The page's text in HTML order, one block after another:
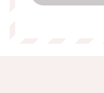
・本人確認
・サービスの開